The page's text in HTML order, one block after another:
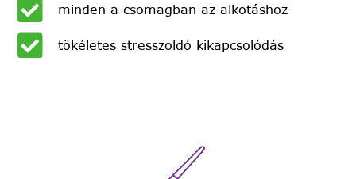
minden a csomagban az alkotáshoz
tökéletes stresszoldó kikapcsolódás